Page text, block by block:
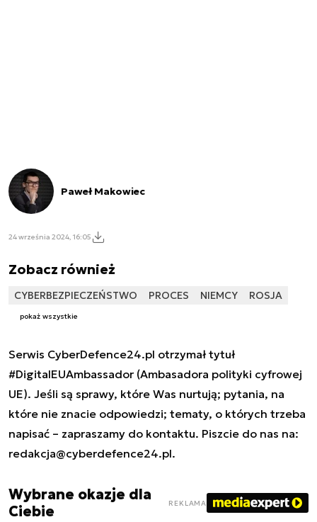
Paweł Makowiec
24 września 2024, 16:05
Zobacz również
CYBERBEZPIECZEŃSTWO PROCES NIEMCY ROSJA
pokaż wszystkie
Serwis CyberDefence24.pl otrzymał tytuł
#DigitalEUAmbassador (Ambasadora polityki cyfrowej
UE). Jeśli są sprawy, które Was nurtują; pytania, na
które nie znacie odpowiedzi; tematy, o których trzeba
napisać – zapraszamy do kontaktu. Piszcie do nas na:
redakcja@cyberdefence24.pl.
Wybrane okazje dla
Ciebie
REKLAMA